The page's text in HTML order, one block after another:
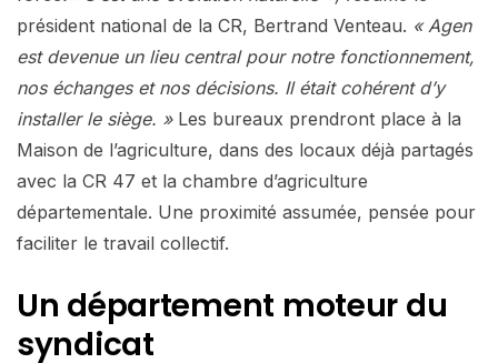
président national de la CR, Bertrand Venteau. « Agen
est devenue un lieu central pour notre fonctionnement,
nos échanges et nos décisions. Il était cohérent d’y
installer le siège. »Les bureaux prendront place à la
Maison de l’agriculture, dans des locaux déjà partagés
avec la CR 47 et la chambre d’agriculture
départementale. Une proximité assumée, pensée pour
faciliter le travail collectif.
Un département moteur du
syndicat